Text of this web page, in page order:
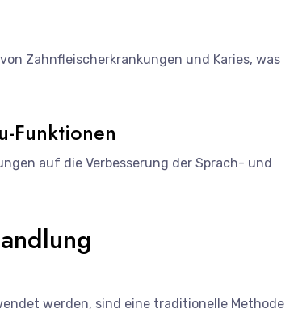
Zahnfleischerkrankungen und Karies, was
Funktionen
auf die Verbesserung der Sprach- und
werden, sind eine traditionelle Methode